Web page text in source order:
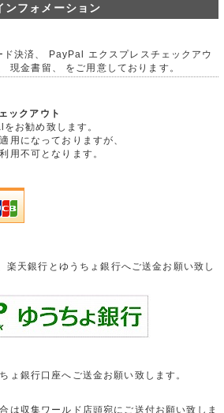
ンフォメーション
ド決済、 PayPal エクスプレスチェックアウ
現金書留、 をご用意しております。
ックアウト
お勧め致します。
用になっておりますが、
用不可となります。
楽天銀行とゆうちょ銀行へご送金お願い致し
ょ銀行口座へご送金お願い致します。
は収集ワールド店頭宛にご送付お願い致しま